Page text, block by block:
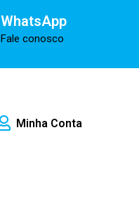
WhatsApp
Fale conosco
Minha Conta